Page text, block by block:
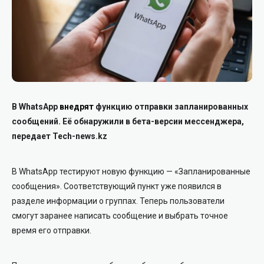
В WhatsApp внедрят функцию отправки запланированных
сообщений. Её обнаружили в бета-версии мессенджера,
передает Tech-news.kz
В WhatsApp тестируют новую функцию — «Запланированные
сообщения». Соответствующий пункт уже появился в
разделе информации о группах. Теперь пользователи
смогут заранее написать сообщение и выбрать точное
время его отправки.